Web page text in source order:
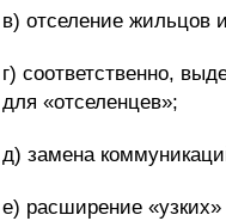
в) отселение жильцов
г) соответственно,
для «отселенцев»;
д) замена
е) расширение «узких»